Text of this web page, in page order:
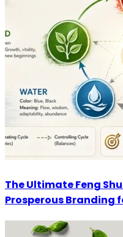
The Ultimate Feng
Prosperous Branding